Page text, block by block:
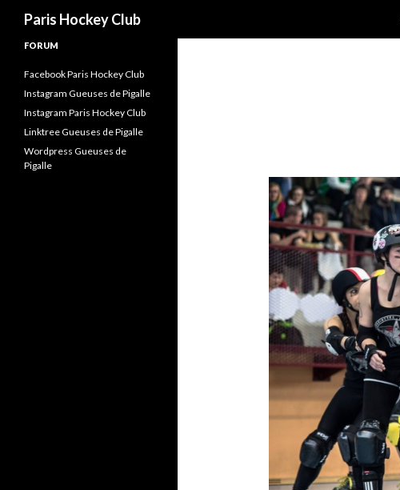
Paris Hockey Club
FORUM
Facebook Paris Hockey Club
Instagram Gueuses de Pigalle
Instagram Paris Hockey Club
Linktree Gueuses de Pigalle
Wordpress Gueuses de
Pigalle